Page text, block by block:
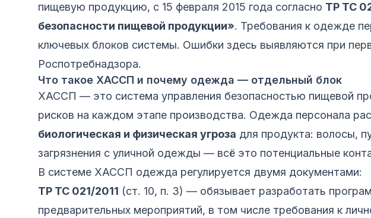
пищевую продукцию, с 15 февраля 2015 года согласно ТР ТС
безопасности пищевой продукции». Требования к одежде
ключевых блоков системы. Ошибки здесь выявляются при
Роспотребнадзора.
Что такое ХАССП и почему одежда — отдельный блок
ХАССП — это система управления безопасностью пищевой
рисков на каждом этапе производства. Одежда персонала
биологическая и физическая угроза для продукта: волосы,
загрязнения с уличной одежды — всё это потенциальные
В системе ХАССП одежда регулируется двумя документами:
ТР ТС 021/2011 (ст. 10, п. 3) — обязывает разработать
предварительных мероприятий, в том числе требования к